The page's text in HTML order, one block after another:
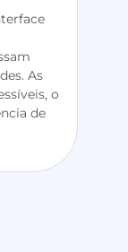
As
o
de